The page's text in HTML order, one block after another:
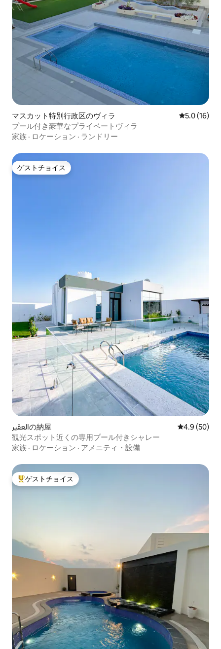
マスカット特別行政区のヴィラ レビュー16
5.0 (16)
プール付き豪華なプライベートヴィラ
家族 · ロケーション · ランドリー
ゲストチョイス
ゲストチョイス
العقيرの納屋 レビュー50
4.9 (50)
観光スポット近くの専用プール付きシャレー
家族 · ロケーション · アメニティ・設備
大好評のゲストチョイスです。
ゲストチョイス